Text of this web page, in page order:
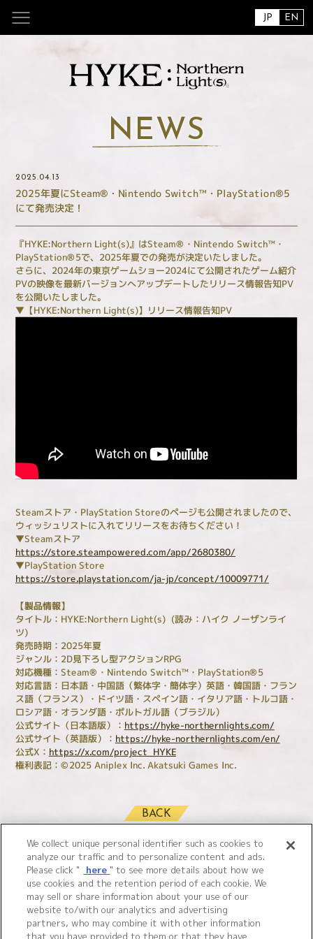
JP EN
NEWS
2025.04.13
2025年夏にSteam®・Nintendo Switch™・PlayStation®5
にて発売決定！
『HYKE:Northern Light(s)』はSteam®・Nintendo Switch™・
PlayStation®5で、2025年夏での発売が決定いたしました。
さらに、2024年の東京ゲームショー2024にて公開されたゲーム紹介
PVの映像を最新バージョンへアップデートしたリリース情報告知PV
を公開いたしました。
▼【HYKE:Northern Light(s)】リリース情報告知PV
Steamストア・PlayStation Storeのページも公開されましたので、
ウィッシュリストに入れてリリースをお待ちください！
▼Steamストア
https://store.steampowered.com/app/2680380/
▼PlayStation Store
https://store.playstation.com/ja-jp/concept/10009771/
【製品情報】
タイトル：HYKE:Northern Light(s) (読み：ハイク ノーザンライ
ツ)
発売時期：2025年夏
ジャンル：2D見下ろし型アクションRPG
対応機種：Steam®・Nintendo Switch™・PlayStation®5
対応言語：日本語・中国語（繁体字・簡体字）英語・韓国語・フラン
ス語（フランス）・ドイツ語・スペイン語・イタリア語・トルコ語・
ロシア語・オランダ語・ポルトガル語（ブラジル）
公式サイト（日本語版）： https://hyke-northernlights.com/
公式サイト（英語版）： https://hyke-northernlights.com/en/
公式X： https://x.com/project_HYKE
権利表記：©2025 Aniplex Inc. Akatsuki Games Inc.
BACK
We collect unique personal identifier such as cookies to
analyze our traffic and to personalize content and ads.
Please click "
here " to see more details about how we
use cookies and the retention period of each cookie. We
may sell or share information about your use of our
website to/with our analytics and advertising
partners, who may combine it with other information
that you have provided to them or that they have